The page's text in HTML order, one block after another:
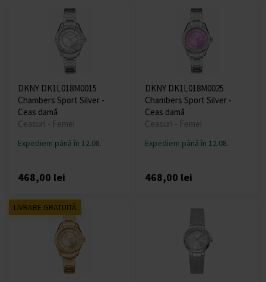
DKNY DK1L018M0015
Chambers Sport Silver -
Ceas damă
Ceasuri - Femei
Expediem până în 12.08.
468,00 lei
DKNY DK1L018M0025
Chambers Sport Silver -
Ceas damă
Ceasuri - Femei
Expediem până în 12.08.
468,00 lei
LIVRARE GRATUITĂ